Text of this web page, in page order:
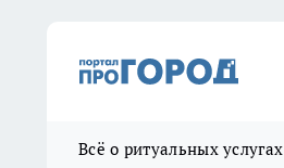
Всё о ритуальных услугах